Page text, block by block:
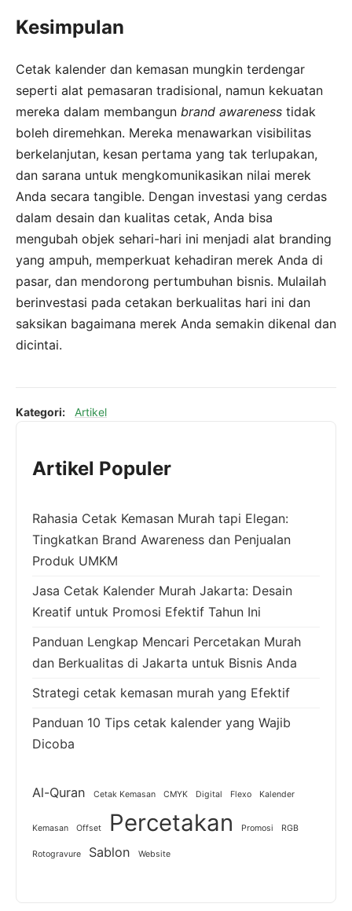
Kesimpulan
Cetak kalender dan kemasan mungkin terdengar
seperti alat pemasaran tradisional, namun kekuatan
mereka dalam membangun brand awareness tidak
boleh diremehkan. Mereka menawarkan visibilitas
berkelanjutan, kesan pertama yang tak terlupakan,
dan sarana untuk mengkomunikasikan nilai merek
Anda secara tangible. Dengan investasi yang cerdas
dalam desain dan kualitas cetak, Anda bisa
mengubah objek sehari-hari ini menjadi alat branding
yang ampuh, memperkuat kehadiran merek Anda di
pasar, dan mendorong pertumbuhan bisnis. Mulailah
berinvestasi pada cetakan berkualitas hari ini dan
saksikan bagaimana merek Anda semakin dikenal dan
dicintai.
Kategori: Artikel
Artikel Populer
Rahasia Cetak Kemasan Murah tapi Elegan:
Tingkatkan Brand Awareness dan Penjualan
Produk UMKM
Jasa Cetak Kalender Murah Jakarta: Desain
Kreatif untuk Promosi Efektif Tahun Ini
Panduan Lengkap Mencari Percetakan Murah
dan Berkualitas di Jakarta untuk Bisnis Anda
Strategi cetak kemasan murah yang Efektif
Panduan 10 Tips cetak kalender yang Wajib
Dicoba
Al-Quran Cetak Kemasan CMYK Digital Flexo Kalender
Kemasan Offset Percetakan Promosi RGB
Rotogravure Sablon Website